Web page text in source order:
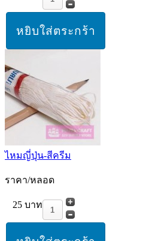
ไหมญี่ปุ่น-สีครีม
ราคา/หลอด
25 บาท